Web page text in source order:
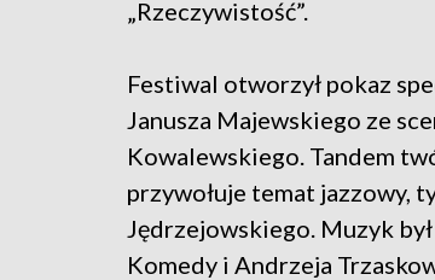
„Rzeczywistość”.
Festiwal otworzył pokaz
Janusza Majewskiego ze
Kowalewskiego. Tandem
przywołuje temat jazzowy,
Jędrzejowskiego. Muzyk
Komedy i Andrzeja